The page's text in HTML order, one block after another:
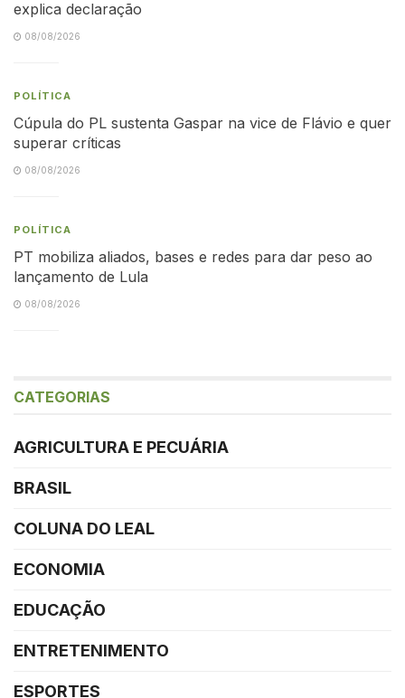
explica declaração
08/08/2026
POLÍTICA
Cúpula do PL sustenta Gaspar na vice de Flávio e quer
superar críticas
08/08/2026
POLÍTICA
PT mobiliza aliados, bases e redes para dar peso ao
lançamento de Lula
08/08/2026
CATEGORIAS
AGRICULTURA E PECUÁRIA
BRASIL
COLUNA DO LEAL
ECONOMIA
EDUCAÇÃO
ENTRETENIMENTO
ESPORTES